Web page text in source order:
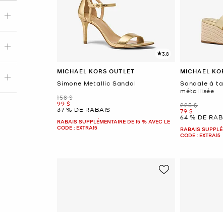
3.8
MICHAEL KORS OUTLET
Simone Metallic Sandal
était
158 $
maintenant
99 $
37 % DE RABAIS
RABAIS SUPPLÉMENTAIRE DE 15 % AVEC LE
CODE : EXTRA15
MICHAEL
Sandale à
métallisée
était
225 $
maintenant
79 $
64 % DE
RABAIS
CODE : EXTRA15